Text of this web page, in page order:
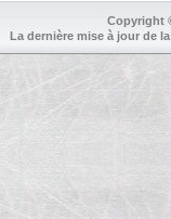
Copyright
La dernière mise à jour de